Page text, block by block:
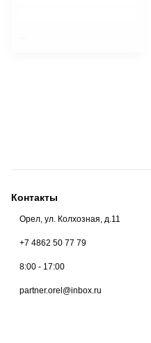
Контакты
Орел, ул. Колхозная, д.11
+7 4862 50 77 79
8:00 - 17:00
partner.orel@inbox.ru